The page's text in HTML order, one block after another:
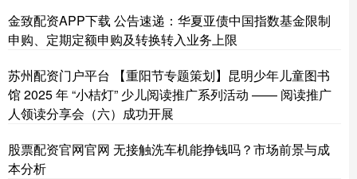
金致配资APP下载 公告速递：华夏亚债中国指数基金限制
申购、定期定额申购及转换转入业务上限
苏州配资门户平台 【重阳节专题策划】昆明少年儿童图书
馆 2025 年 “小桔灯” 少儿阅读推广系列活动 —— 阅读推广
人领读分享会（六）成功开展
股票配资官网官网 无接触洗车机能挣钱吗？市场前景与成
本分析